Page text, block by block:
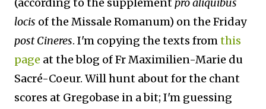
locis of the Missale Romanum) on the Friday
post Cineres. I'm copying the texts fromthis
page at the blog of Fr Maximilien-Marie du
Sacré-Coeur. Will hunt about for the chant
scores at Gregobase in a bit; I'm guessing